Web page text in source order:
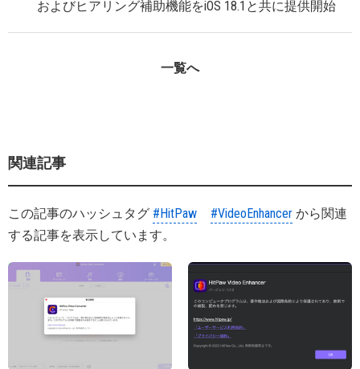
およびヒアリング補助機能をiOS 18.1と共に提供開始
一覧へ
関連記事
この記事のハッシュタグ #HitPaw #VideoEnhancer から関連
する記事を表示しています。